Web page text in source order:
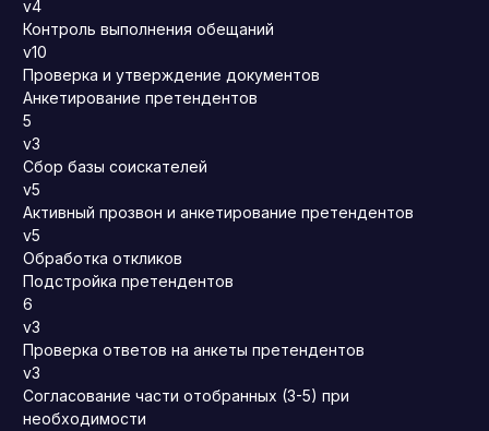
v4
Контроль выполнения обещаний
v10
Проверка и утверждение документов
Анкетирование претендентов
5
v3
Сбор базы соискателей
v5
Активный прозвон и анкетирование претендентов
v5
Обработка откликов
Подстройка претендентов
6
v3
Проверка ответов на анкеты претендентов
v3
Согласование части отобранных (3-5) при
необходимости